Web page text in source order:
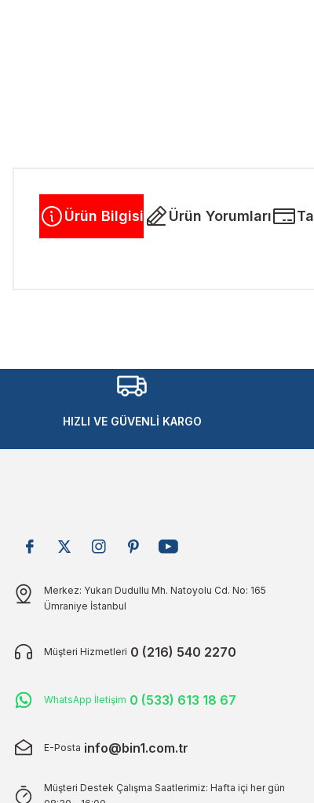
Ürün Bilgisi Ürün Yorumları
Ürün açıklamasında eksik bilgiler bulunuyor.
Ürün bilgilerinde hatalar bulunuyor.
Ürün fiyatı diğer sitelerden daha pahalı.
HIZLI VE GÜVENLİ KARGO
Merkez: Yukarı Dudullu Mh. Natoyolu Cd. No: 165
Ümraniye İstanbul
Müşteri Hizmetleri 0 (216) 540 2270
WhatsApp İletişim 0 (533) 613 18 67
E-Posta info@bin1.com.tr
Müşteri Destek Çalışma Saatlerimiz: Hafta içi her gün